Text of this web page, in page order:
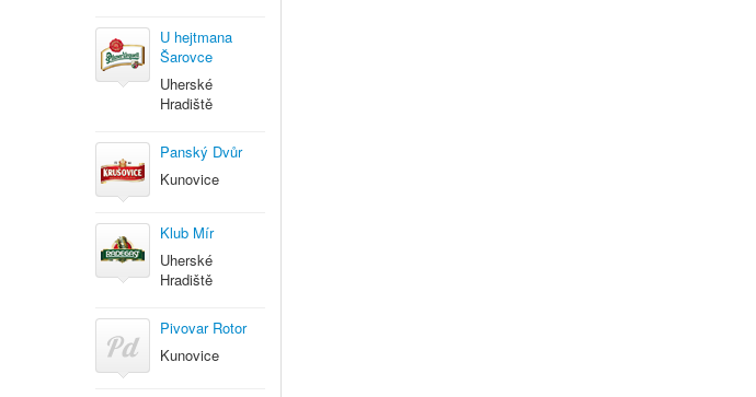
U hejtmana
Šarovce
Uherské
Hradiště
Panský Dvůr
Kunovice
Klub Mír
Uherské
Hradiště
Pivovar Rotor
Kunovice